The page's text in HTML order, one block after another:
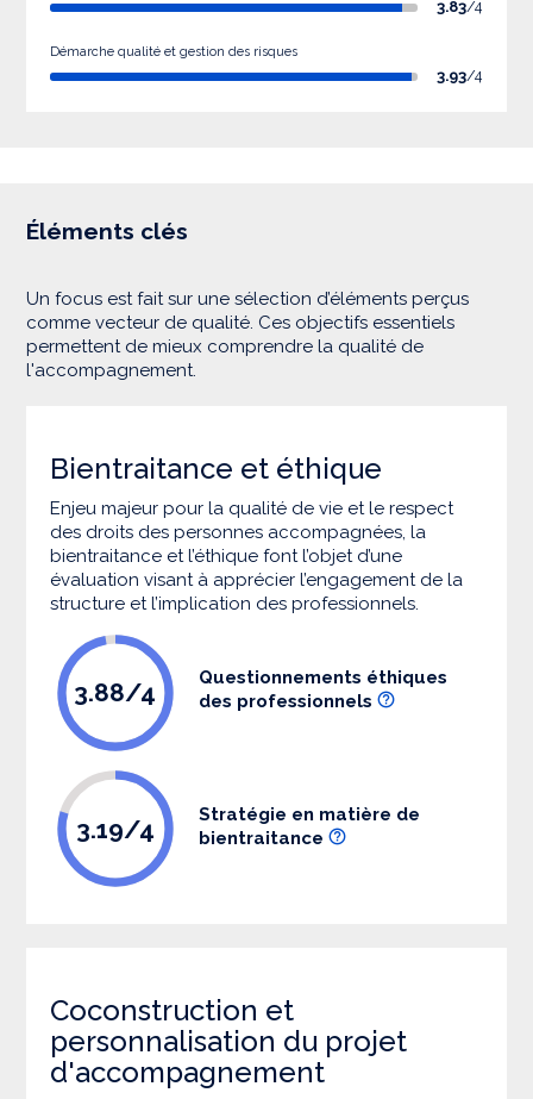
3.83/4
Démarche qualité et gestion des risques
3.93/4
Éléments clés
Un focus est fait sur une sélection d’éléments perçus
comme vecteur de qualité. Ces objectifs essentiels
permettent de mieux comprendre la qualité de
l'accompagnement.
Bientraitance et éthique
Enjeu majeur pour la qualité de vie et le respect
des droits des personnes accompagnées, la
bientraitance et l’éthique font l’objet d’une
évaluation visant à apprécier l’engagement de la
structure et l’implication des professionnels.
3.88/4
Questionnements éthiques
des professionnels
3.19/4
Stratégie en matière de
bientraitance
Coconstruction et
personnalisation du projet
d'accompagnement